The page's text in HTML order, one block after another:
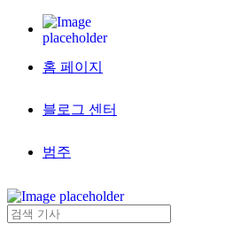
홈 페이지
블로그 센터
범주